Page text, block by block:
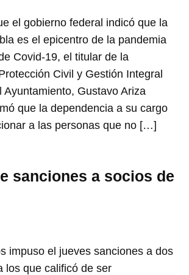
el gobierno federal indicó que la
es el epicentro de la pandemia
Covid-19, el titular de la
Civil y Gestión Integral
Ayuntamiento, Gustavo Ariza
que la dependencia a su cargo
a las personas que no […]
sanciones a socios de
impuso el jueves sanciones a dos
los que calificó de ser